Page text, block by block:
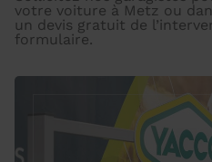
votre voiture à Metz ou
un devis gratuit de
formulaire.